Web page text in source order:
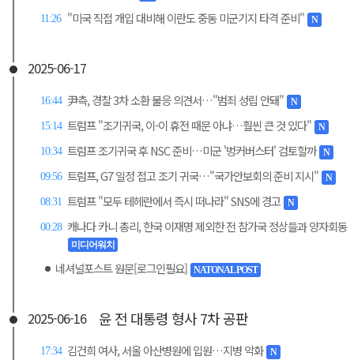
11:26 "미국 직접 개입 대비해 이란도 중동 미군기지 타격 준비" N
2025-06-17
16:44 尹측, 경찰 3차 소환 불응 의견서…"범죄 성립 안돼" N
15:14 트럼프 "조기귀국, 이-이 휴전 때문 아냐…훨씬 큰 것 있다" N
10:34 트럼프 조기귀국 후 NSC 준비…미군 '벙커버스터' 검토할까 N
09:56 트럼프, G7 일정 접고 조기 귀국…"국가안보회의 준비 지시" N
08:31 트럼프 "모두 테헤란에서 즉시 떠나라" SNS에 경고 N
00:28 캐나다 카니 총리, 한국 이재명 제외한 전 참가국 정상들과 양자회동
미디어워치
네셔널포스트 원문[로그인필요] NATONAL POST
2025-06-16 윤 전 대통령 형사 7차 공판
17:34 김건희 여사, 서울 아산병원에 입원…지병 악화 N